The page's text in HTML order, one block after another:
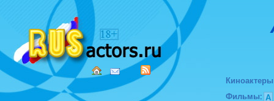
Киноактеры
Фильмы: А